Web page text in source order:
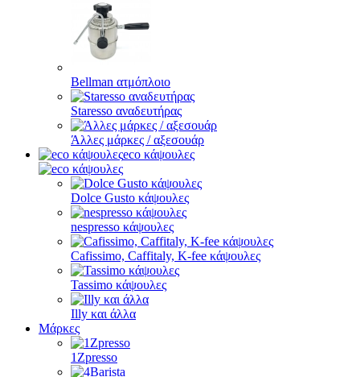
Bellman ατμόπλοιο
Staresso αναδευτήρας
Άλλες μάρκες / αξεσουάρ
eco κάψουλες
Dolce Gusto κάψουλες
nespresso κάψουλες
Cafissimo, Caffitaly, K-fee κάψουλες
Tassimo κάψουλες
Illy και άλλα
Μάρκες
1Zpresso